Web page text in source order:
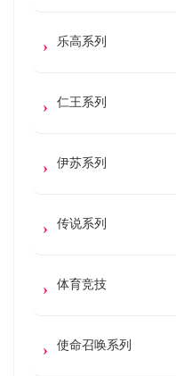
乐高系列
仁王系列
伊苏系列
传说系列
体育竞技
使命召唤系列